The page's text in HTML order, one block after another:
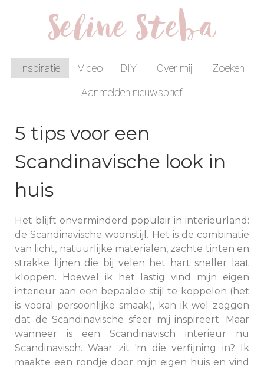
Seline Steba
Inspiratie Video DIY Over mij
Zoeken
Aanmelden nieuwsbrief
5 tips voor een
Scandinavische look in
huis
Het blijft onverminderd populair in interieurland:
de Scandinavische woonstijl. Het is de combinatie
van licht, natuurlijke materialen, zachte tinten en
strakke lijnen die bij velen het hart sneller laat
kloppen. Hoewel ik het lastig vind mijn eigen
interieur aan een bepaalde stijl te koppelen (het
is vooral persoonlijke smaak), kan ik wel zeggen
dat de Scandinavische sfeer mij inspireert. Maar
wanneer is een Scandinavisch interieur nu
Scandinavisch. Waar zit 'm die verfijning in? Ik
maakte een rondje door mijn eigen huis en vind